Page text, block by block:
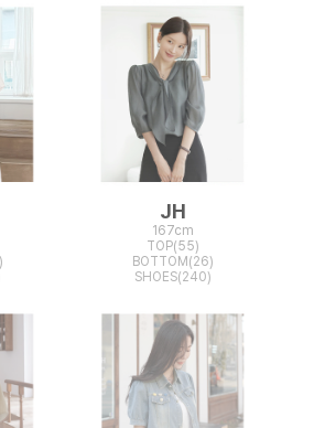
JH
167cm
TOP(55)
BOTTOM(26)
SHOES(240)